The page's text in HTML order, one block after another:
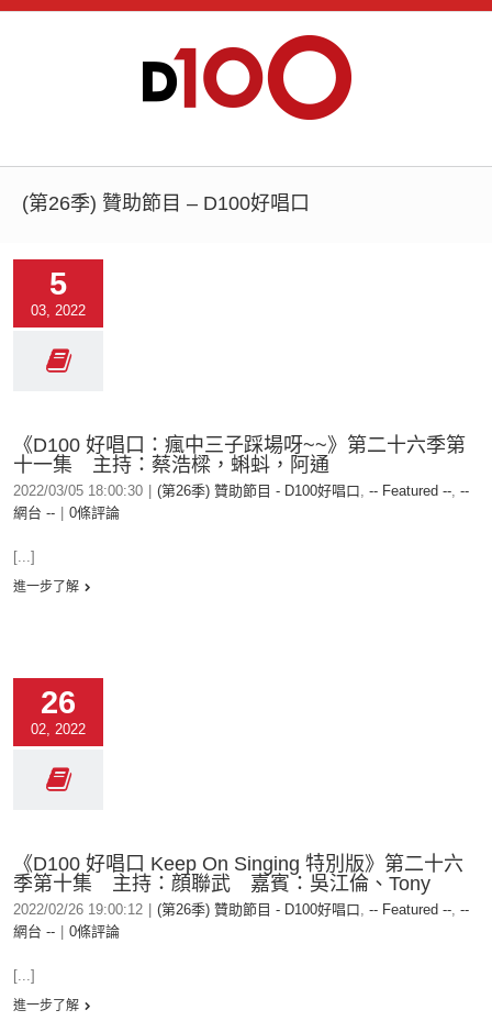
(第26季) 贊助節目 – D100好唱口
5
03, 2022
《D100 好唱口：瘋中三子踩場呀~~》第二十六季第
十一集 主持：蔡浩樑，蝌蚪，阿通
2022/03/05 18:00:30 (第26季) 贊助節目 - D100好唱口, -- Featured --, --
網台 --
0條評論
[...]
進一步了解
26
02, 2022
《D100 好唱口 Keep On Singing 特別版》第二十六
季第十集 主持：顔聯武 嘉賓：吳江倫、Tony
2022/02/26 19:00:12 (第26季) 贊助節目 - D100好唱口, -- Featured --, --
網台 --
0條評論
[...]
進一步了解